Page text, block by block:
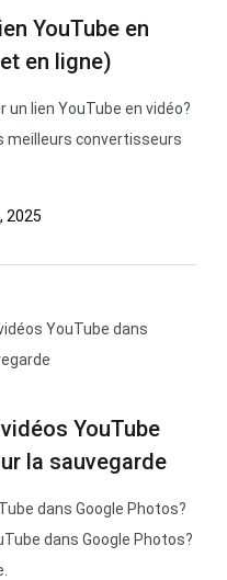
YouTube en
en ligne)
lien YouTube en vidéo?
meilleurs convertisseurs
2025
YouTube
la sauvegarde
dans Google Photos?
dans Google Photos?